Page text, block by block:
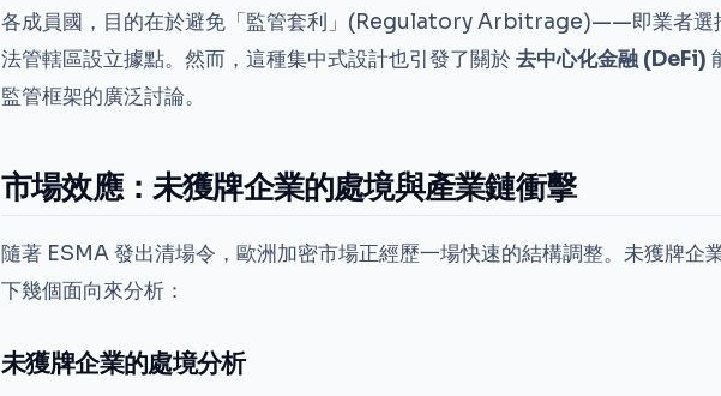
各成員國，目的在於避免「監管套利」(Regulatory Arbitrage)——即業者選
法管轄區設立據點。然而，這種集中式設計也引發了關於去中心化金融 (DeFi)
監管框架的廣泛討論。
市場效應：未獲牌企業的處境與產業鏈衝擊
隨著 ESMA 發出清場令，歐洲加密市場正經歷一場快速的結構調整。未獲牌企
下幾個面向來分析：
未獲牌企業的處境分析